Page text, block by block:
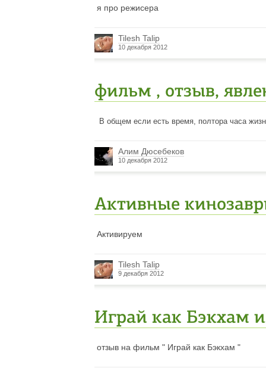
я про режисера
Tilesh Talip
10 декабря 2012
фильм , отзыв,
В общем если есть время, полтора часа
Алим Дюсебеков
10 декабря 2012
Активные
Активируем
Tilesh Talip
9 декабря 2012
Играй как Бэкхам
отзыв на фильм " Играй как Бэкхам "